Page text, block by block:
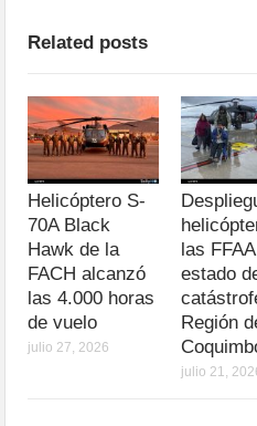
Related posts
Helicóptero S-
70A Black
Hawk de la
FACH alcanzó
las 4.000 horas
de vuelo
julio 27, 2026
las
estado
Región
julio 21,